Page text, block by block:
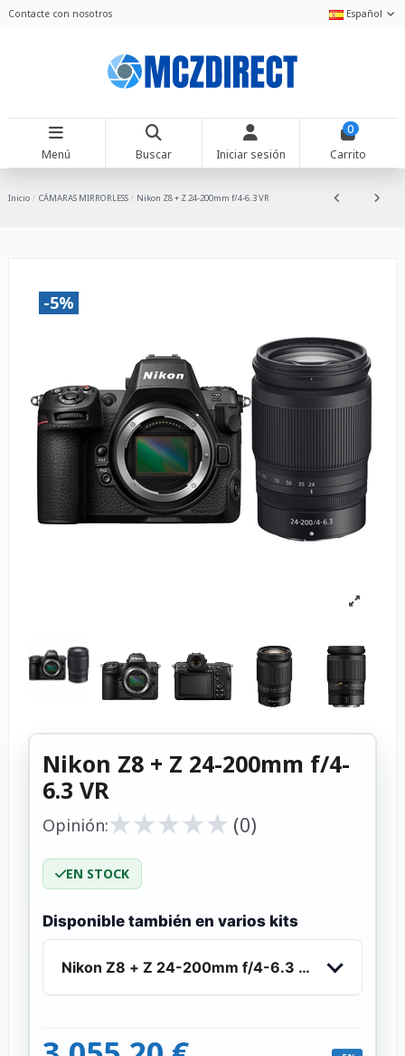
Contacte con nosotros Español
Menú Buscar Iniciar sesión
0
Carrito
Inicio CÁMARAS MIRRORLESS Nikon Z8 + Z 24-200mm f/4-6.3 VR
-5%
Nikon Z8 + Z 24-200mm f/4-
6.3 VR
Opinión:★
★★
★★
★★
★★
★ (0)
EN STOCK
Disponible también en varios kits
Nikon Z8 + Z 24-200mm f/4-6.3 VR